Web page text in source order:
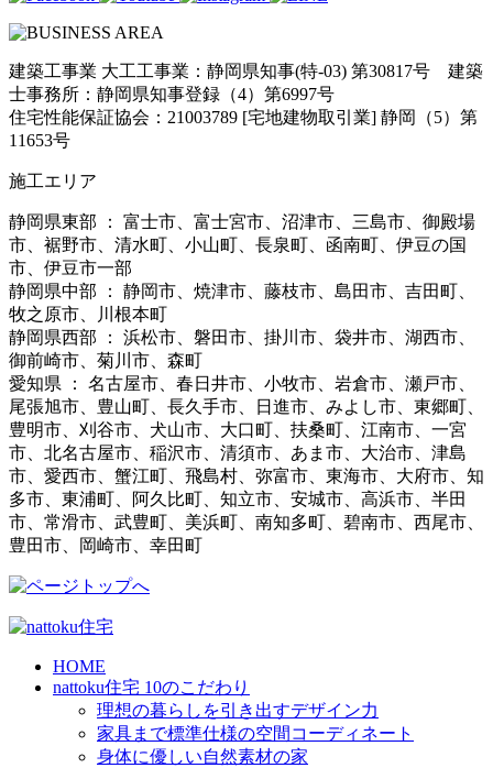
建築工事業 大工工事業：静岡県知事(特-03) 第30817号 建築
士事務所：静岡県知事登録（4）第6997号
住宅性能保証協会：21003789 [宅地建物取引業] 静岡（5）第
11653号
施工エリア
静岡県東部 ： 富士市、富士宮市、沼津市、三島市、御殿場
市、裾野市、清水町、小山町、長泉町、函南町、伊豆の国
市、伊豆市一部
静岡県中部 ： 静岡市、焼津市、藤枝市、島田市、吉田町、
牧之原市、川根本町
静岡県西部 ： 浜松市、磐田市、掛川市、袋井市、湖西市、
御前崎市、菊川市、森町
愛知県 ： 名古屋市、春日井市、小牧市、岩倉市、瀬戸市、
尾張旭市、豊山町、長久手市、日進市、みよし市、東郷町、
豊明市、刈谷市、犬山市、大口町、扶桑町、江南市、一宮
市、北名古屋市、稲沢市、清須市、あま市、大治市、津島
市、愛西市、蟹江町、飛島村、弥富市、東海市、大府市、知
多市、東浦町、阿久比町、知立市、安城市、高浜市、半田
市、常滑市、武豊町、美浜町、南知多町、碧南市、西尾市、
豊田市、岡崎市、幸田町
HOME
nattoku住宅 10のこだわり
理想の暮らしを引き出すデザイン力
家具まで標準仕様の空間コーディネート
身体に優しい自然素材の家